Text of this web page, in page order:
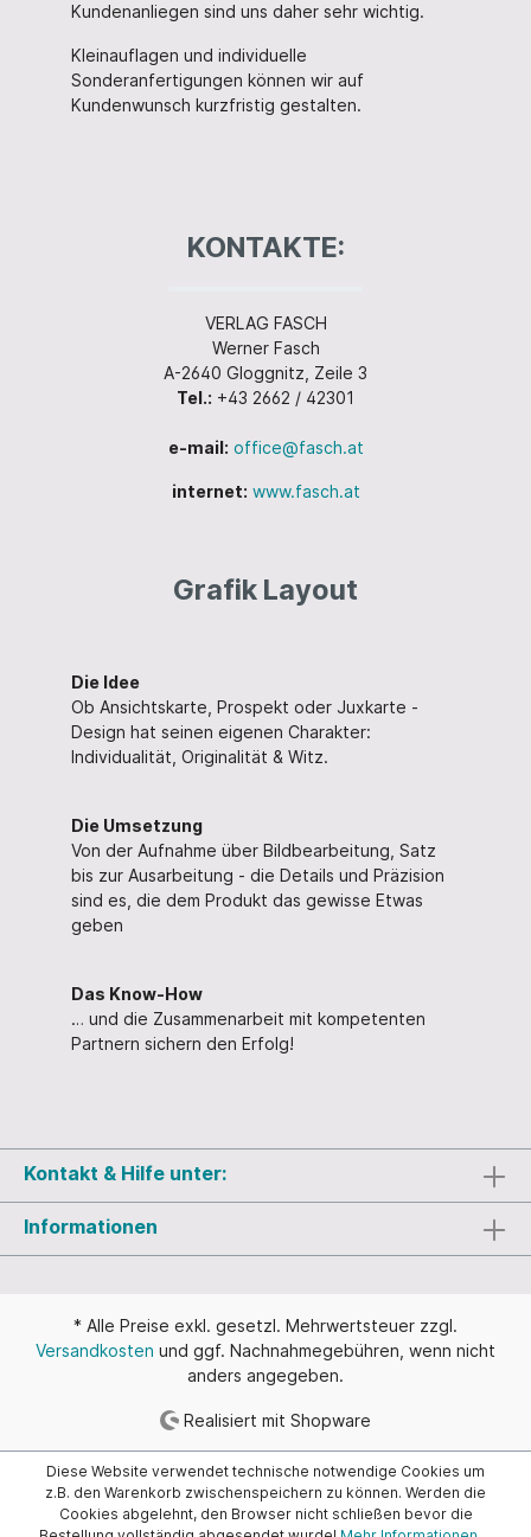
Kundenanliegen sind uns daher sehr wichtig.
Kleinauflagen und individuelle
Sonderanfertigungen können wir auf
Kundenwunsch kurzfristig gestalten.
KONTAKTE:
VERLAG FASCH
Werner Fasch
A-2640 Gloggnitz, Zeile 3
Tel.: +43 2662 / 42301
e-mail: office@fasch.at
internet: www.fasch.at
Grafik Layout
Die Idee
Ob Ansichtskarte, Prospekt oder Juxkarte -
Design hat seinen eigenen Charakter:
Individualität, Originalität & Witz.
Die Umsetzung
Von der Aufnahme über Bildbearbeitung, Satz
bis zur Ausarbeitung - die Details und Präzision
sind es, die dem Produkt das gewisse Etwas
geben
Das Know-How
… und die Zusammenarbeit mit kompetenten
Partnern sichern den Erfolg!
Kontakt & Hilfe unter:
Informationen
* Alle Preise exkl. gesetzl. Mehrwertsteuer zzgl.
Versandkosten und ggf. Nachnahmegebühren, wenn nicht
anders angegeben.
Realisiert mit Shopware
Diese Website verwendet technische notwendige Cookies um
z.B. den Warenkorb zwischenspeichern zu können. Werden die
Cookies abgelehnt, den Browser nicht schließen bevor die